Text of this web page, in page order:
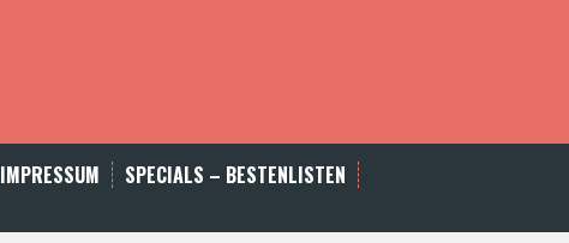
IMPRESSUM
SPECIALS – BESTENLISTEN